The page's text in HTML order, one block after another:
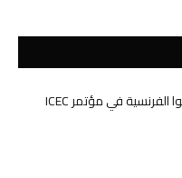
إبنة الفيحاء سنا حسن خالد تمثل جامعة أرتوا الفرنسية في مؤتمر ICEC